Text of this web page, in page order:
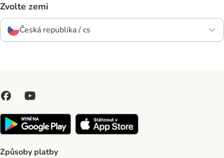
Zvolte zemi
Česká republika / cs
Způsoby platby